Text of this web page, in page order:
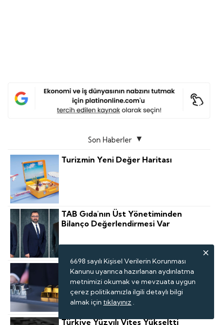
Son Haberler
Turizmin Yeni Değer Haritası
TAB Gıda'nın Üst Yönetiminden
Bilanço Değerlendirmesi Var
Gümüş Bu Yıl Altından Daha Fazla
Kazandırdı: Peki, Gümüş Fiyatları Için
Bundan Sonrası Için Tahminler Ne?
Türkiye Yüzyılı Vites Yükseltti
6698 sayılı Kişisel Verilerin Korunması
Kanunu uyarınca hazırlanan aydınlatma
metnimizi okumak ve mevzuata uygun
çerez politikamızla ilgili detaylı bilgi
almak için tıklayınız .